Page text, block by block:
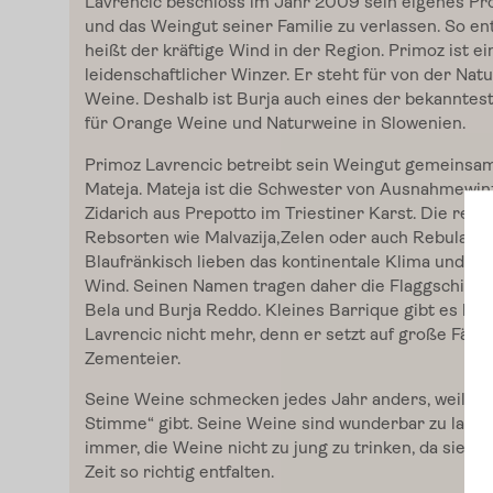
Home
Zum Shop
Edelgreissler
Verkostungen
und das Weingut seiner Familie zu verlassen. So
heißt der kräftige Wind in der Region. Primoz ist
leidenschaftlicher Winzer. Er steht für von der
Weine. Deshalb ist Burja auch eines der
für Orange Weine und Naturweine in Slowenien.
Primoz Lavrencic betreibt sein Weingut
Mateja. Mateja ist die Schwester von
Zidarich aus Prepotto im Triestiner Karst. Die
Rebsorten wie Malvazija,Zelen oder auch Rebula,
Blaufränkisch lieben das kontinentale Klima und
Wind. Seinen Namen tragen daher die Flaggschiffe
Bela und Burja Reddo. Kleines Barrique gibt es bei
Lavrencic nicht mehr, denn er setzt auf große
Zementeier.
Seine Weine schmecken jedes Jahr anders, weil er
Stimme“ gibt. Seine Weine sind wunderbar zu
immer, die Weine nicht zu jung zu trinken, da sie
Zeit so richtig entfalten.